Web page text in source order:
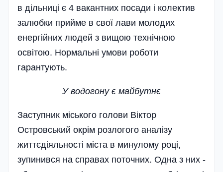
в дільниці є 4 вакантних посади і колектив
залюбки прийме в свої лави молодих
енергійних людей з вищою технічною
освітою. Нормальні умови роботи
гарантують.
У водогону є майбутнє
Заступник міського голови Віктор
Островський окрім розлогого аналізу
життєдіяльності міста в минулому році,
зупинився на справах поточних. Одна з них -